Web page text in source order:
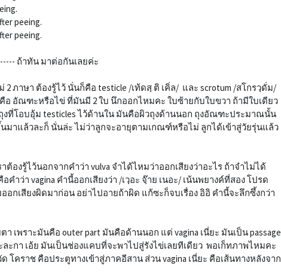
peeing.
peeing.
ถ้าทัน มาต่อกันเลยค่ะ
ภาษา ต้องรู้ไว้ นั่นก็คือ testicle /เท้ดสฺ ติ เคิ่ล/ และ scrotum /สโกรวฺดั่ม/
อ อัณฑะหรือไข่ ที่มันมี 2 ใบ นึกออกไหมคะ ใบซ้ายกับใบขวา ถ้ามีใบเดียว
ถุงที่โอบอุ้ม testicles ไว้ด้านใน มันคือผิวถุงด้านนอก ถุงอัณฑะประมาณนั้น
มาแล้วละก็ นั่นล่ะ ไม่ว่าลูกจะอายุตามเกณฑ์หรือไม่ ลูกได้เข้าสู่วัยรุ่นแล้ว
ต้องรู้ไว้นอกจากคำว่า vulva จำได้ไหมว่าออกเสียงว่าอะไร ถ้าจำไม่ได้
ว่า vagina คำนี้ออกเสียงว่า /เวฺอะ จฺ๊าย เนอะ/ เน้นพยางค์ที่สอง โปรด
อกเสียงผิดมาก่อน อย่าไปอายถ้าผิด แก้ซะก็จบเรื่อง อิอิ คำนี้จะลึกซึ้งกว่า
า เพราะมันคือ outer part มันคือด้านนอก แต่ vagina เนี่ยะ มันเป็น passage
ะกา เอ้ย มันเป็นช่องแคบที่จะพาไปสู่รังไข่เลยทีเดียว พอเก็ทภาพไหมคะ
โคราช คือประตูทางเข้าสู่ภาคอีสาน ส่วน vagina เนี่ยะ คือเส้นทางหลังจาก